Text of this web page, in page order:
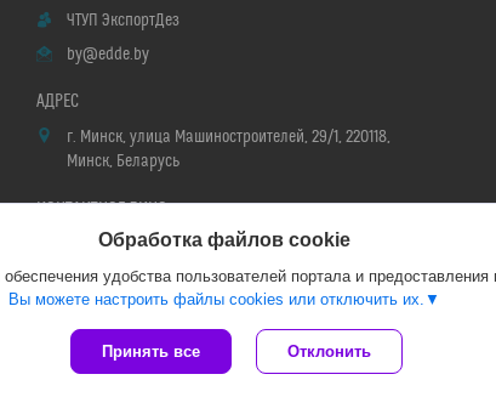
ЧТУП ЭкспортДез
by@edde.by
г. Минск, улица Машиностроителей, 29/1, 220118,
Минск, Беларусь
Мария
Сайт создан на платформе Deal.by
Политика обработки файлов cookies
Обработка файлов cookie
удобства пользователей портала и предоставления
Вы можете настроить файлы cookies или отключить их.
Принять все Отклонить